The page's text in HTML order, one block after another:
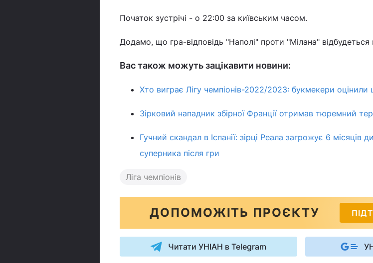
Початок зустрічі - о 22:00 за київським часом.
Додамо, що гра-відповідь "Наполі" проти "Мілана" відбудеться
Вас також можуть зацікавити новини:
Хто виграє Лігу чемпіонів-2022/2023: букмекери
Зірковий нападник збірної Франції отримав тюремний
Гучний скандал в Іспанії: зірці Реала загрожує 6 місяців
суперника після гри
Ліга чемпіонів
ДОПОМОЖІТЬ ПРОЄКТУ
Читати УНІАН в Telegram